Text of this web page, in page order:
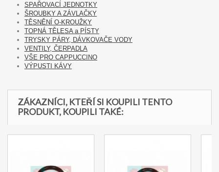
SPAŘOVACÍ JEDNOTKY
ŠROUBKY A ZÁVLAČKY
TĚSNĚNÍ O-KROUŽKY
TOPNÁ TĚLESA a PÍSTY
TRYSKY PÁRY, DÁVKOVAČE VODY
VENTILY, ČERPADLA
VŠE PRO CAPPUCCINO
VÝPUSTI KÁVY
ZÁKAZNÍCI, KTEŘÍ SI KOUPILI TENTO
PRODUKT, KOUPILI TAKÉ: